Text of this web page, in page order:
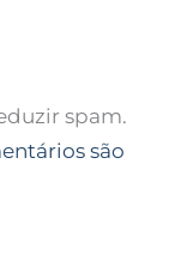
spam.
são